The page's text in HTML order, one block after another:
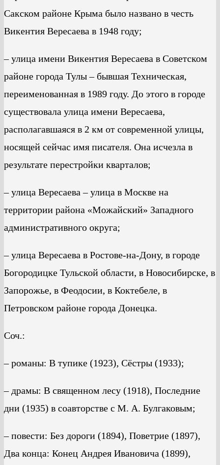
Сакском районе Крыма было названо в честь
Викентия Вересаева в 1948 году;
– улица имени Викентия Вересаева в Советском
районе города Тулы – бывшая Техническая,
переименованная в 1989 году. До этого в городе
существовала улица имени Вересаева,
располагавшаяся в 2 км от современной улицы,
носящей сейчас имя писателя. Она исчезла в
результате перестройки кварталов;
– улица Вересаева – улица в Москве на
территории района «Можайский» Западного
административного округа;
– улица Вересаева в Ростове-на-Дону, в городе
Богородицке Тульской области, в Новосибирске, в
Запорожье, в Феодосии, в Коктебеле, в
Петровском районе города Донецка.
Соч.:
– романы: В тупике (1923), Сёстры (1933);
– драмы: В священном лесу (1918), Последние
дни (1935) в соавторстве с М. А. Булгаковым;
– повести: Без дороги (1894), Поветрие (1897),
Два конца: Конец Андрея Ивановича (1899),